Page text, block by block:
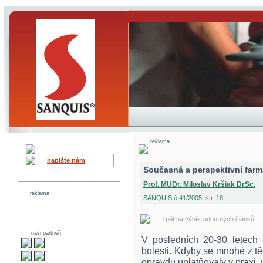
napište nám
reklama
naši partneři
reklama
Současná a perspektivní
Prof. MUDr. Miloslav Kršiak DrSc.
SANQUIS č.41/2005, str. 18
zpět na výběr odborných článků
V posledních 20-30
bolesti. Kdyby se mnohé z